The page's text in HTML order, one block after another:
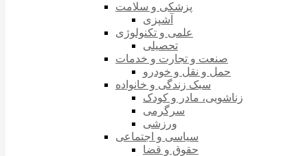
پزشکی و سلامت
آشپزی
علمی و تکنولوژی
تحصیلی
صنعت و تجارت و خدمات
حمل و نقل و خودرو
سبک زندگی و خانواده
زناشویی، مادر و کودک
سرگرمی
ورزشی
سیاسی و اجتماعی
حقوق و قضا